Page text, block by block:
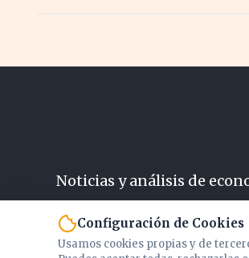
Noticias y análisis de
Configuración de Cookies
Usamos cookies propias y de